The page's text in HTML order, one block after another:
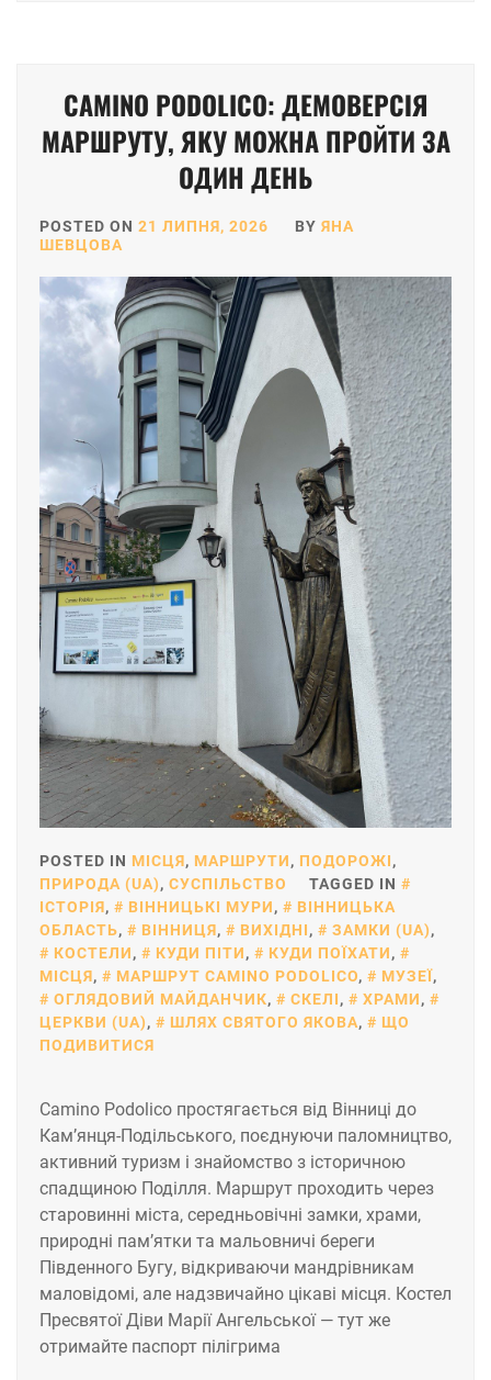
CAMINO PODOLICO: ДЕМОВЕРСІЯ
МАРШРУТУ, ЯКУ МОЖНА ПРОЙТИ ЗА
ОДИН ДЕНЬ
POSTED ON 21 ЛИПНЯ, 2026 BY ЯНА
ШЕВЦОВА
POSTED IN МІСЦЯ, МАРШРУТИ, ПОДОРОЖІ,
ПРИРОДА (UA), СУСПІЛЬСТВО
TAGGED IN
ІСТОРІЯ, ВІННИЦЬКІ МУРИ,
ВІННИЦЬКА
ОБЛАСТЬ, ВІННИЦЯ, ВИХІДНІ, ЗАМКИ (UA),
КОСТЕЛИ, КУДИ ПІТИ, КУДИ ПОЇХАТИ,
МІСЦЯ, МАРШРУТ CAMINO PODOLICO, МУЗЕЇ,
ОГЛЯДОВИЙ МАЙДАНЧИК, СКЕЛІ, ХРАМИ,
ЦЕРКВИ (UA), ШЛЯХ СВЯТОГО ЯКОВА,
ЩО
ПОДИВИТИСЯ
Camino Podolico простягається від Вінниці до
Кам’янця-Подільського, поєднуючи паломництво,
активний туризм і знайомство з історичною
спадщиною Поділля. Маршрут проходить через
старовинні міста, середньовічні замки, храми,
природні пам’ятки та мальовничі береги
Південного Бугу, відкриваючи мандрівникам
маловідомі, але надзвичайно цікаві місця. Костел
Пресвятої Діви Марії Ангельської — тут же
отримайте паспорт пілігрима